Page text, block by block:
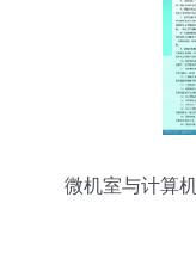
微机室与计算